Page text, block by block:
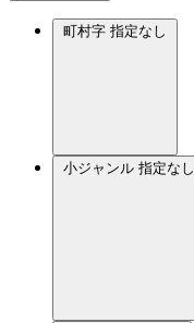
町村字 指定なし
小ジャンル 指定なし